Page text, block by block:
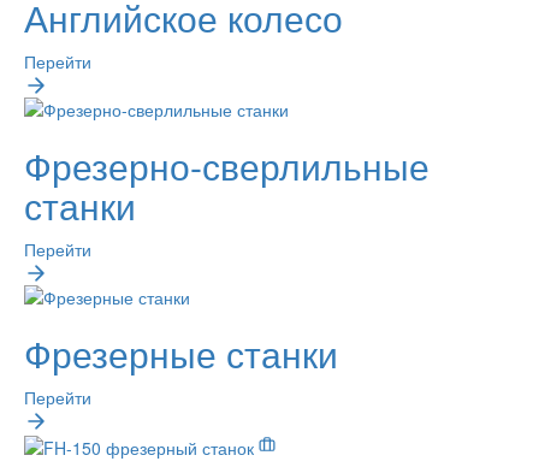
Английское колесо
Перейти
Фрезерно-сверлильные
станки
Перейти
Фрезерные станки
Перейти